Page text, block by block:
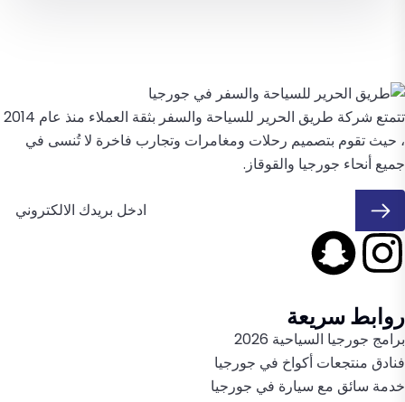
تتمتع شركة طريق الحرير للسياحة والسفر بثقة العملاء منذ عام 2014
، حيث تقوم بتصميم رحلات ومغامرات وتجارب فاخرة لا تُنسى في
جميع أنحاء جورجيا والقوقاز.
روابط سريعة
برامج جورجيا السياحية 2026
فنادق منتجعات أكواخ في جورجيا
خدمة سائق مع سيارة في جورجيا